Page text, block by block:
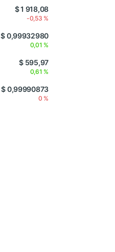
$ 1 918,08
-0,53 %
$ 0,99932980
0,01 %
$ 595,97
0,61 %
$ 0,99990873
0 %